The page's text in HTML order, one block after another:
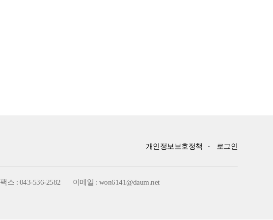
개인정보보호정책 · 로그인
팩스 : 043-536-2582
이메일 : won6141@daum.net